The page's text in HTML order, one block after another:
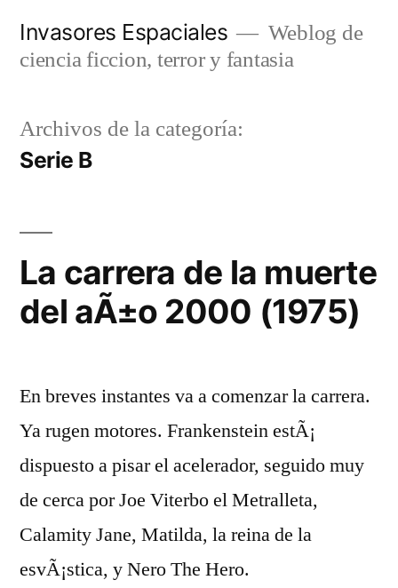
Invasores Espaciales
Weblog de
ciencia ficcion, terror y fantasia
Archivos de la categoría:
Serie B
La carrera de la muerte
del aÃ±o 2000 (1975)
En breves instantes va a comenzar la carrera.
Ya rugen motores. Frankenstein estÃ¡
dispuesto a pisar el acelerador, seguido muy
de cerca por Joe Viterbo el Metralleta,
Calamity Jane, Matilda, la reina de la
esvÃ¡stica, y Nero The Hero.